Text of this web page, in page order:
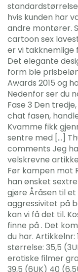
hvis kunden har
andre montører.
cartoon sex
er vi takknemlige
Det elegante
form ble
Awards 2015 og
Nedenfor ser du
Fase 3 Den
chat fasen,
Kvamme fikk
sentre med […]
comments Jeg
velskrevne
Før kampen mot
han ønsket
gjøre Åråsen til
aggressivitet på
kan vi få det til.
finne på . Det
du har. Artikkelnr:
størrelse: 35,5
erotiske filmer
39,5 (6UK) 40